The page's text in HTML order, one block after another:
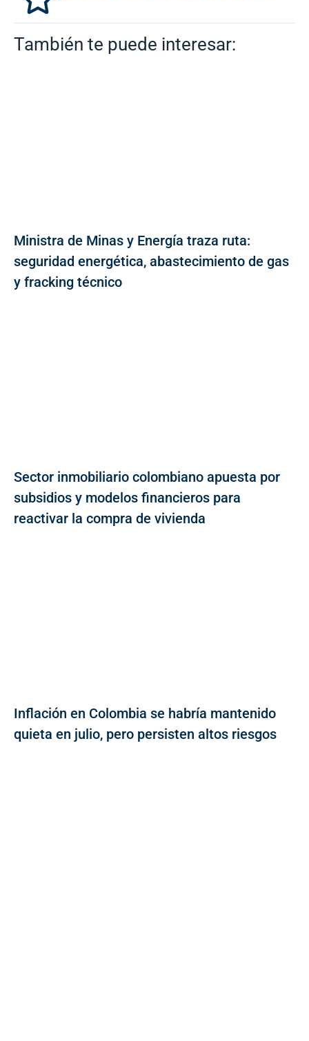
También te puede interesar:
Ministra de Minas y Energía traza ruta:
seguridad energética, abastecimiento de gas
y fracking técnico
Sector inmobiliario colombiano apuesta por
subsidios y modelos financieros para
reactivar la compra de vivienda
Inflación en Colombia se habría mantenido
quieta en julio, pero persisten altos riesgos